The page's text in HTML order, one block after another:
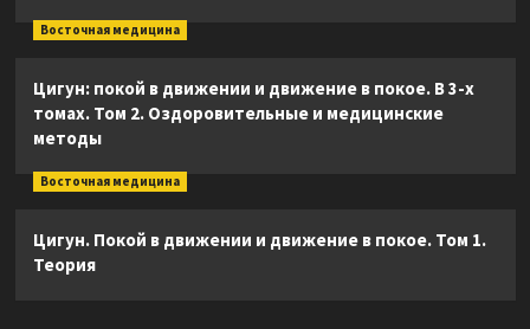
Восточная медицина
Цигун: покой в движении и движение в покое. В 3-х
томах. Том 2. Оздоровительные и медицинские
методы
Восточная медицина
Цигун. Покой в движении и движение в покое. Том 1.
Теория